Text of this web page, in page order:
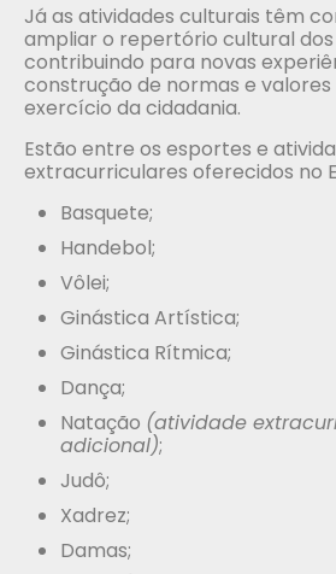
Já as atividades culturais têm
ampliar o repertório cultural
contribuindo para novas
construção de normas e
exercício da cidadania.
Estão entre os esportes e
extracurriculares oferecidos no
Basquete;
Handebol;
Vôlei;
Ginástica Artística;
Ginástica Rítmica;
Dança;
Natação (atividade
adicional);
Judô;
Xadrez;
Damas;